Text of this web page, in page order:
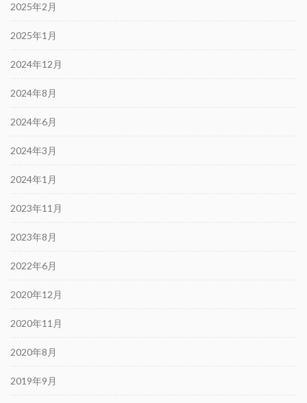
2025年2月
2025年1月
2024年12月
2024年8月
2024年6月
2024年3月
2024年1月
2023年11月
2023年8月
2022年6月
2020年12月
2020年11月
2020年8月
2019年9月